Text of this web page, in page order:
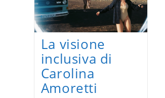
La visione
inclusiva di
Carolina
Amoretti